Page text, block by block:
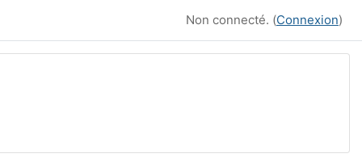
Non connecté. (Connexion)